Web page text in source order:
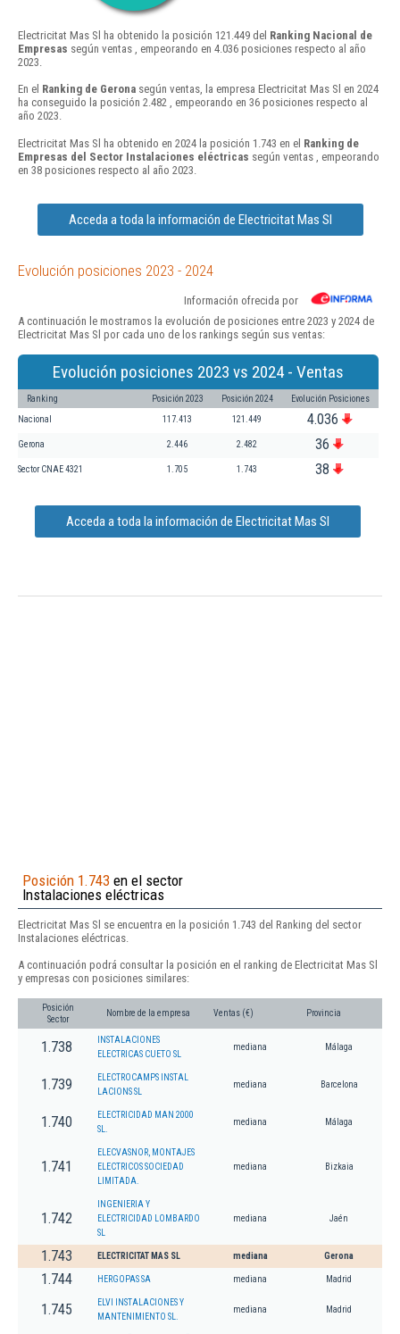
Electricitat Mas Sl ha obtenido la posición 121.449 del Ranking Nacional de
Empresas según ventas , empeorando en 4.036 posiciones respecto al año
2023.
En el Ranking de Gerona según ventas, la empresa Electricitat Mas Sl en 2024
ha conseguido la posición 2.482 , empeorando en 36 posiciones respecto al
año 2023.
Electricitat Mas Sl ha obtenido en 2024 la posición 1.743 en el Ranking de
Empresas del Sector Instalaciones eléctricas según ventas , empeorando
en 38 posiciones respecto al año 2023.
Acceda a toda la información de Electricitat Mas Sl
Evolución posiciones 2023 - 2024
Información ofrecida por
A continuación le mostramos la evolución de posiciones entre 2023 y 2024 de
Electricitat Mas Sl por cada uno de los rankings según sus ventas:
Evolución posiciones 2023 vs 2024 - Ventas
Ranking Posición 2023 Posición 2024 Evolución Posiciones
Nacional 117.413 121.449 4.036
Gerona 2.446 2.482 36
Sector CNAE 4321 1.705 1.743 38
Acceda a toda la información de Electricitat Mas Sl
Posición 1.743 en el sector
Instalaciones eléctricas
Electricitat Mas Sl se encuentra en la posición 1.743 del Ranking del sector
Instalaciones eléctricas.
A continuación podrá consultar la posición en el ranking de Electricitat Mas Sl
y empresas con posiciones similares:
Posición
Sector
Nombre de la empresa Ventas (€) Provincia
1.738
INSTALACIONES
ELECTRICAS CUETO SL
mediana Málaga
1.739
ELECTROCAMPS INSTAL
LACIONS SL
mediana Barcelona
1.740
ELECTRICIDAD MAN 2000
SL.
mediana Málaga
1.741
ELECVASNOR, MONTAJES
ELECTRICOS SOCIEDAD
LIMITADA.
mediana Bizkaia
1.742
INGENIERIA Y
ELECTRICIDAD LOMBARDO
SL
mediana Jaén
1.743 ELECTRICITAT MAS SL mediana Gerona
1.744 HERGOPAS SA mediana Madrid
1.745
ELVI INSTALACIONES Y
MANTENIMIENTO SL.
mediana Madrid